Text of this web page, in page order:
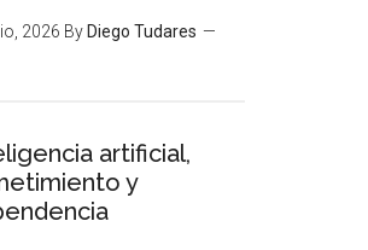
2026 By Diego Tudares
artificial,
y